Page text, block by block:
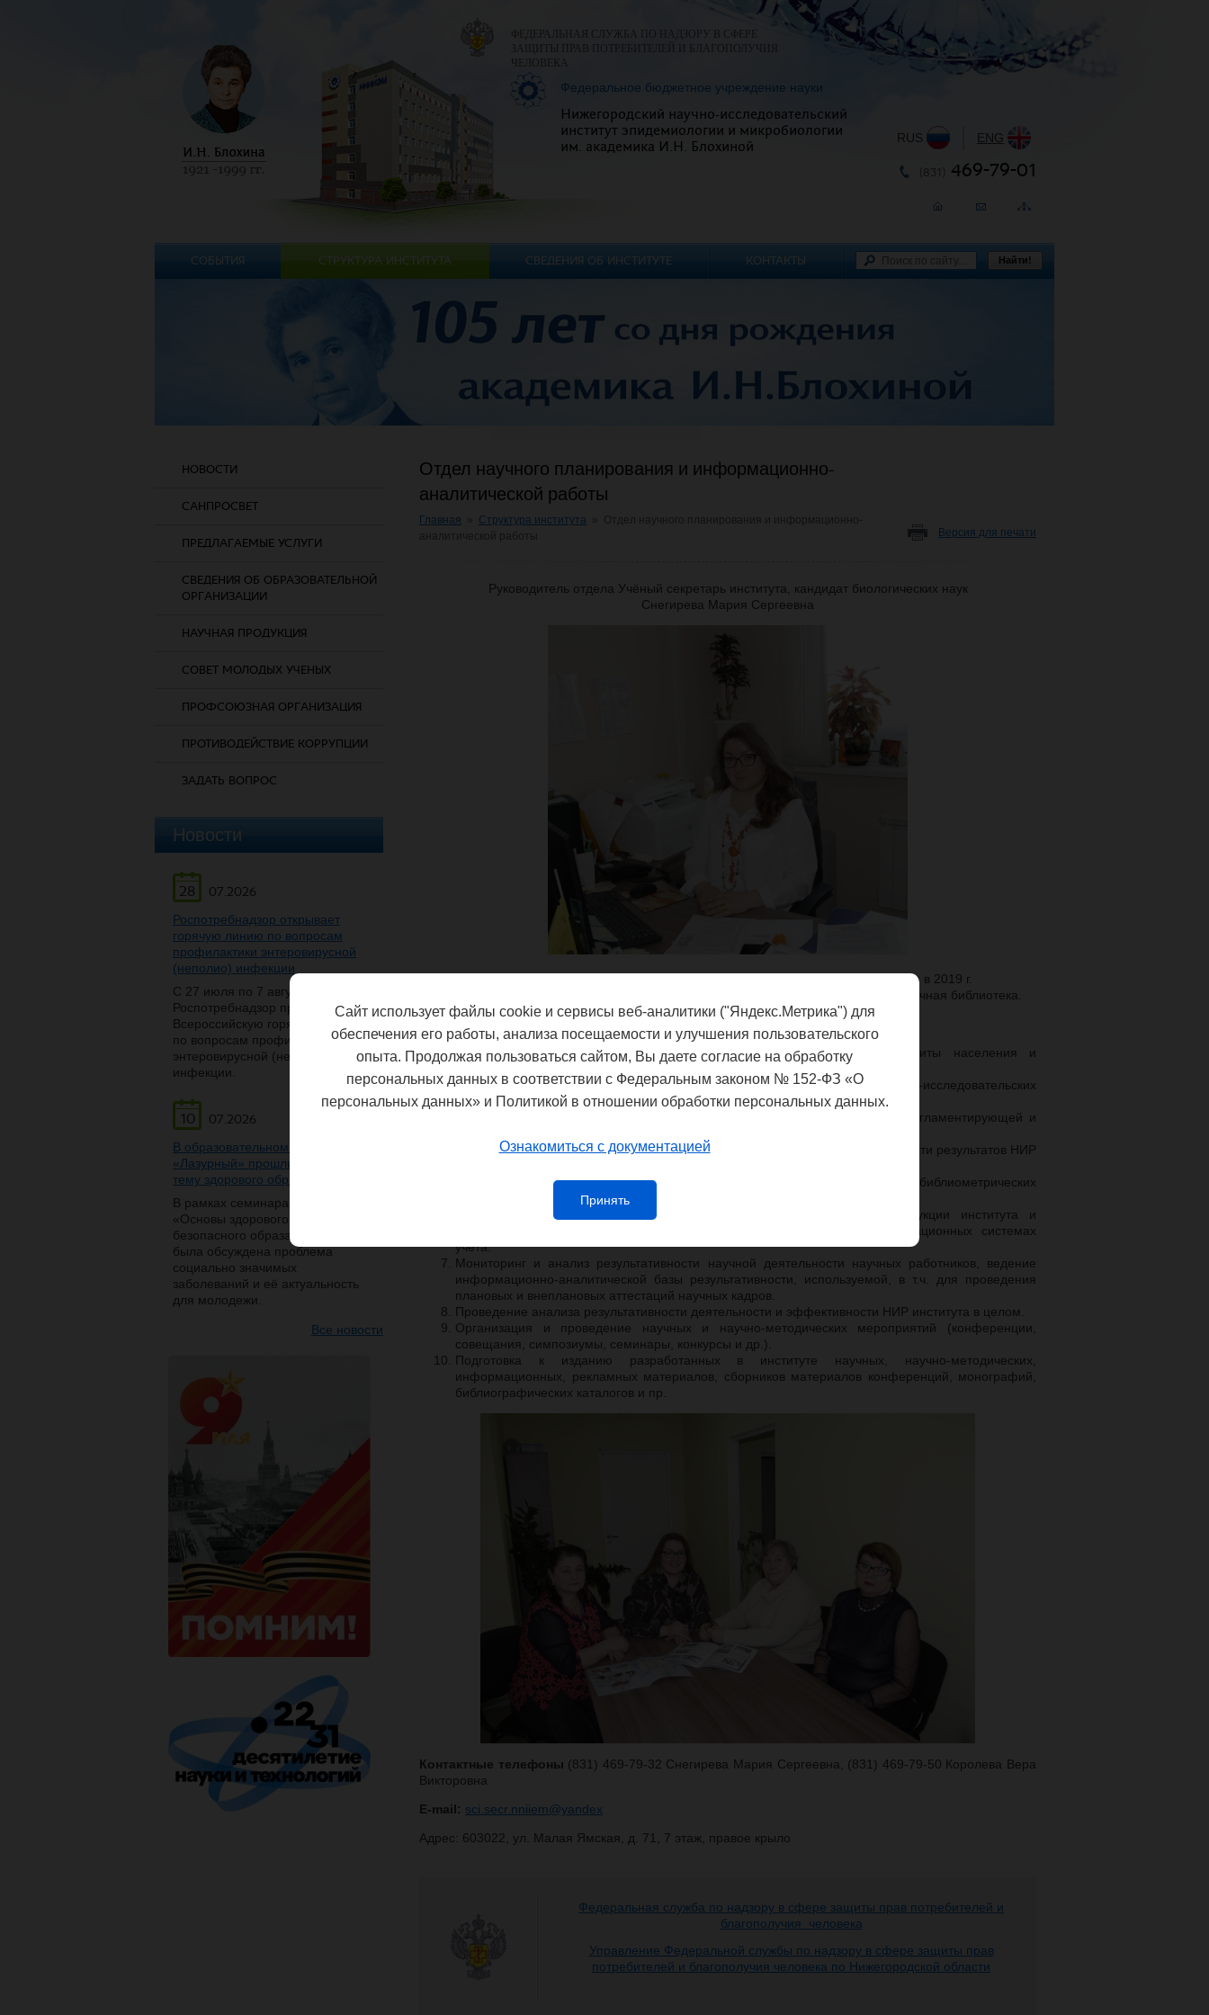
НОВОСТИ
САНПРОСВЕТ
ПРЕДЛАГАЕМЫЕ УСЛУГИ
СВЕДЕНИЯ ОБ ОБРАЗОВАТЕЛЬНОЙ
ОРГАНИЗАЦИИ
НАУЧНАЯ ПРОДУКЦИЯ
СОВЕТ МОЛОДЫХ УЧЕНЫХ
ПРОФСОЮЗНАЯ ОРГАНИЗАЦИЯ
ПРОТИВОДЕЙСТВИЕ КОРРУПЦИИ
ЗАДАТЬ ВОПРОС
Новости
28
07.2026
Роспотребнадзор открывает
горячую линию по вопросам
профилактики энтеровирусной
(неполио) инфекции
С 27 июля по 7 августа
Роспотребнадзор проведет
Всероссийскую горячую линию
по вопросам профилактики
энтеровирусной (неполио)
инфекции.
10
07.2026
В образовательном центре
«Лазурный» прошли беседы на
тему здорового образа жизни
В рамках семинара-беседы
«Основы здорового и
безопасного образа жизни»
была обсуждена проблема
социально значимых
заболеваний и её актуальность
для молодежи.
Все новости
Отдел научного планирования и информационно-
аналитической работы
Главная Структура института
Версия для печати
Руководитель отдела Учёный секретарь института, кандидат биологических наук
Снегирева Мария Сергеевна
Отдел научного планирования и информационно-аналитической работы образован в 2019 г.
В состав отдела входят научно-аналитическая группа, сектор патентоведения и научная библиотека.
Основные направления работы отдела:
Анализ региональных проблем в области противоэпидемической защиты населения и
формирование стратегии деятельности института для их решения.
Организация и проведение стратегического и текущего планирования научно-исследовательских
работ в институте с учетом региональных приоритетов.
Формирование и ведение информационной, справочной, нормативной, регламентирующей и
Проведение экспертной и аналитической работы по оценке охраноспособности результатов НИР
Мониторинг публикационной активности института, включая анализ библиометрических
показателей научной деятельности.
Проведение регистрации и депонирования публикаций, научной продукции института и
результатов интеллектуальной деятельности в государственных информационных системах
учета.
Мониторинг и анализ результативности научной деятельности научных работников, ведение
информационно-аналитической базы результативности, используемой, в т.ч. для проведения
плановых и внеплановых аттестаций научных кадров.
Проведение анализа результативности деятельности и эффективности НИР института в целом.
Организация и проведение научных и научно-методических мероприятий (конференции,
совещания, симпозиумы, семинары, конкурсы и др.).
Подготовка к изданию разработанных в институте научных, научно-методических,
информационных, рекламных материалов, сборников материалов конференций, монографий,
библиографических каталогов и пр.
Контактные телефоны (831) 469-79-32 Снегирева Мария Сергеевна, (831) 469-79-50 Королева Вера
Викторовна
E-mail: sci.secr.nniiem@yandex
Адрес: 603022, ул. Малая Ямская, д. 71, 7 этаж, правое крыло
Федеральная служба по надзору в сфере защиты прав потребителей и
благополучия человека
Управление Федеральной службы по надзору в сфере защиты прав
потребителей и благополучия человека по Нижегородской области
ФЕДЕРАЛЬНАЯ СЛУЖБА ПО НАДЗОРУ В СФЕРЕ
ЗАЩИТЫ ПРАВ ПОТРЕБИТЕЛЕЙ И БЛАГОПОЛУЧИЯ
ЧЕЛОВЕКА
Федеральное бюджетное учреждение науки
Нижегородский научно-исследовательский
институт эпидемиологии и микробиологии
им. академика И.Н. Блохиной
RUS ENG
469-79-01
СОБЫТИЯ СТРУКТУРА ИНСТИТУТА СВЕДЕНИЯ ОБ ИНСТИТУТЕ КОНТАКТЫ Найти!
Сайт использует файлы cookie и сервисы веб-аналитики ("Яндекс.Метрика") для
обеспечения его работы, анализа посещаемости и улучшения пользовательского
опыта. Продолжая пользоваться сайтом, Вы даете согласие на обработку
персональных данных в соответствии с Федеральным законом № 152-ФЗ «О
персональных данных» и Политикой в отношении обработки персональных данных.
Ознакомиться с документацией
Принять